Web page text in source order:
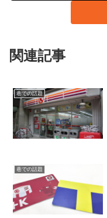
関連記事
巷での話題
巷での話題